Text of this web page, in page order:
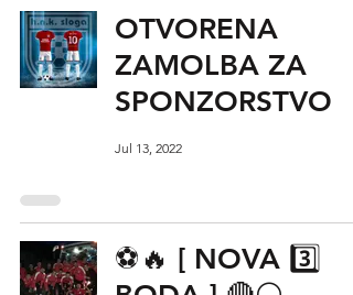
OTVORENA
ZAMOLBA ZA
SPONZORSTVO
Jul 13, 2022
⚽️🔥 [ NOVA 3️⃣